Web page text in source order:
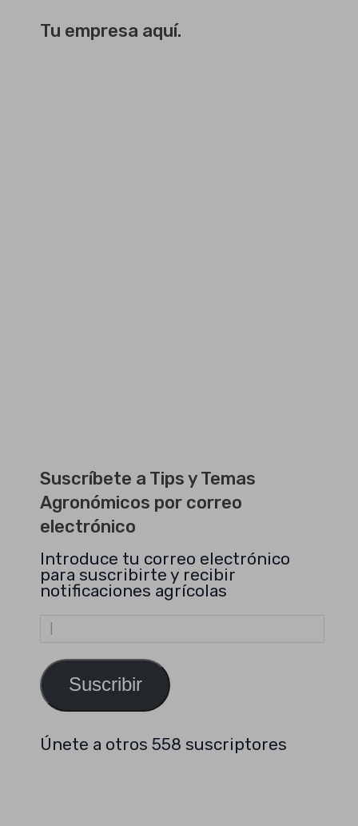
Tu empresa aquí.
Suscríbete a Tips y Temas
Agronómicos por correo
electrónico
Introduce tu correo electrónico
para suscribirte y recibir
notificaciones agrícolas
Dirección
de
Suscribir
Únete a otros 558 suscriptores